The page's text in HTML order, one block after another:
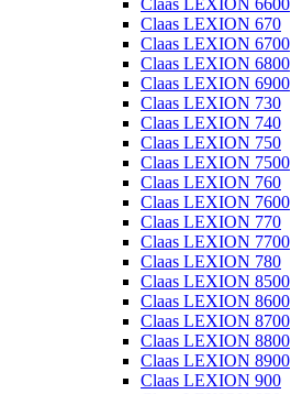
Claas LEXION 6600
Claas LEXION 670
Claas LEXION 6700
Claas LEXION 6800
Claas LEXION 6900
Claas LEXION 730
Claas LEXION 740
Claas LEXION 750
Claas LEXION 7500
Claas LEXION 760
Claas LEXION 7600
Claas LEXION 770
Claas LEXION 7700
Claas LEXION 780
Claas LEXION 8500
Claas LEXION 8600
Claas LEXION 8700
Claas LEXION 8800
Claas LEXION 8900
Claas LEXION 900